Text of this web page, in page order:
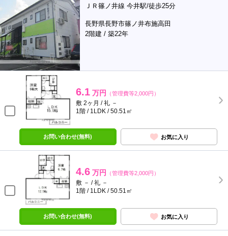
ＪＲ篠ノ井線 今井駅/徒歩25分
長野県長野市篠ノ井布施高田
2階建 / 築22年
6.1 万円 （管理費等2,000円）
敷 2ヶ月 / 礼 －
1階 / 1LDK / 50.51㎡
お問い合わせ(無料) お気に入り
4.6 万円 （管理費等2,000円）
敷 － / 礼 －
1階 / 1LDK / 50.51㎡
お問い合わせ(無料) お気に入り